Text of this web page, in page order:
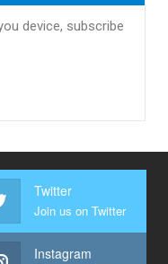
device, subscribe
Twitter
Join us on Twitter
Instagram